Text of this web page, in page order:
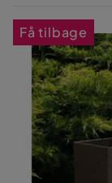
Få tilbage